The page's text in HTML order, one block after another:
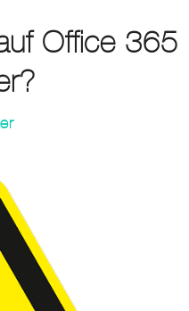
Office 365